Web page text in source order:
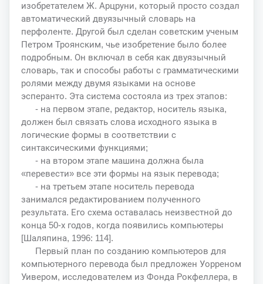
изобретателем Ж. Арцруни, который просто создал
автоматический двуязычный словарь на
перфоленте. Другой был сделан советским ученым
Петром Троянским, чье изобретение было более
подробным. Он включал в себя как двуязычный
словарь, так и способы работы с грамматическими
ролями между двумя языками на основе
эсперанто. Эта система состояла из трех этапов:
- на первом этапе, редактор, носитель языка,
должен был связать слова исходного языка в
логические формы в соответствии с
синтаксическими функциями;
- на втором этапе машина должна была
«перевести» все эти формы на язык перевода;
- на третьем этапе носитель перевода
занимался редактированием полученного
результата. Его схема оставалась неизвестной до
конца 50-х годов, когда появились компьютеры
[Шаляпина, 1996: 114].
Первый план по созданию компьютеров для
компьютерного перевода был предложен Уорреном
Уивером, исследователем из Фонда Рокфеллера, в